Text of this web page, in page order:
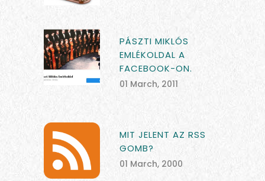
PÁSZTI MIKLÓS
EMLÉKOLDAL A
FACEBOOK-ON.
01 March, 2011
MIT JELENT AZ RSS
GOMB?
01 March, 2000